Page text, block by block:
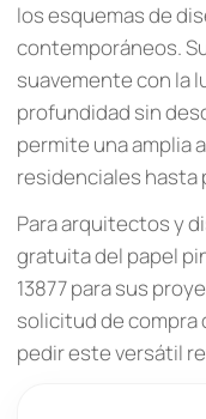
los esquemas de
contemporáneos.
suavemente con la
profundidad sin
permite una amplia
residenciales hasta
Para arquitectos y
gratuita del papel
13877 para sus
solicitud de compra
pedir este versátil